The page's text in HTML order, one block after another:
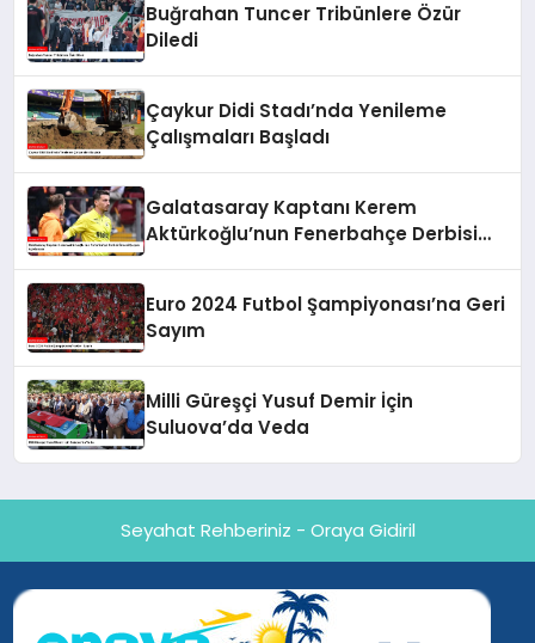
Buğrahan Tuncer Tribünlere Özür
Diledi
Çaykur Didi Stadı’nda Yenileme
Çalışmaları Başladı
Galatasaray Kaptanı Kerem
Aktürkoğlu’nun Fenerbahçe Derbisi
Euro 2024 Futbol Şampiyonası’na Geri
Sayım
Milli Güreşçi Yusuf Demir İçin
Suluova’da Veda
Seyahat Rehberiniz - Oraya Gidiril